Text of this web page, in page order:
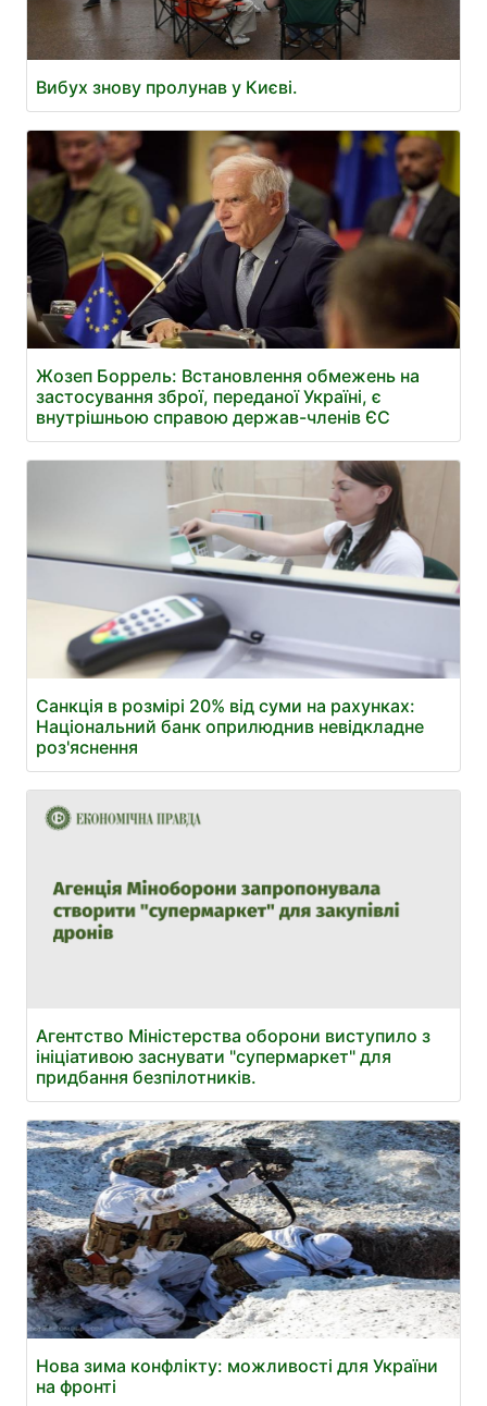
Вибух знову пролунав у Києві.
Жозеп Боррель: Встановлення обмежень на
застосування зброї, переданої Україні, є
внутрішньою справою держав-членів ЄС
Санкція в розмірі 20% від суми на рахунках:
Національний банк оприлюднив невідкладне
роз'яснення
Агентство Міністерства оборони виступило з
ініціативою заснувати "супермаркет" для
придбання безпілотників.
Нова зима конфлікту: можливості для України
на фронті